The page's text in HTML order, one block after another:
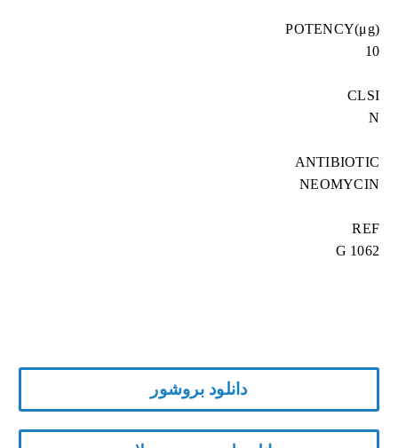
POTENCY(μg)
10
CLSI
N
ANTIBIOTIC
NEOMYCIN
REF
G 1062
دانلود بروشور